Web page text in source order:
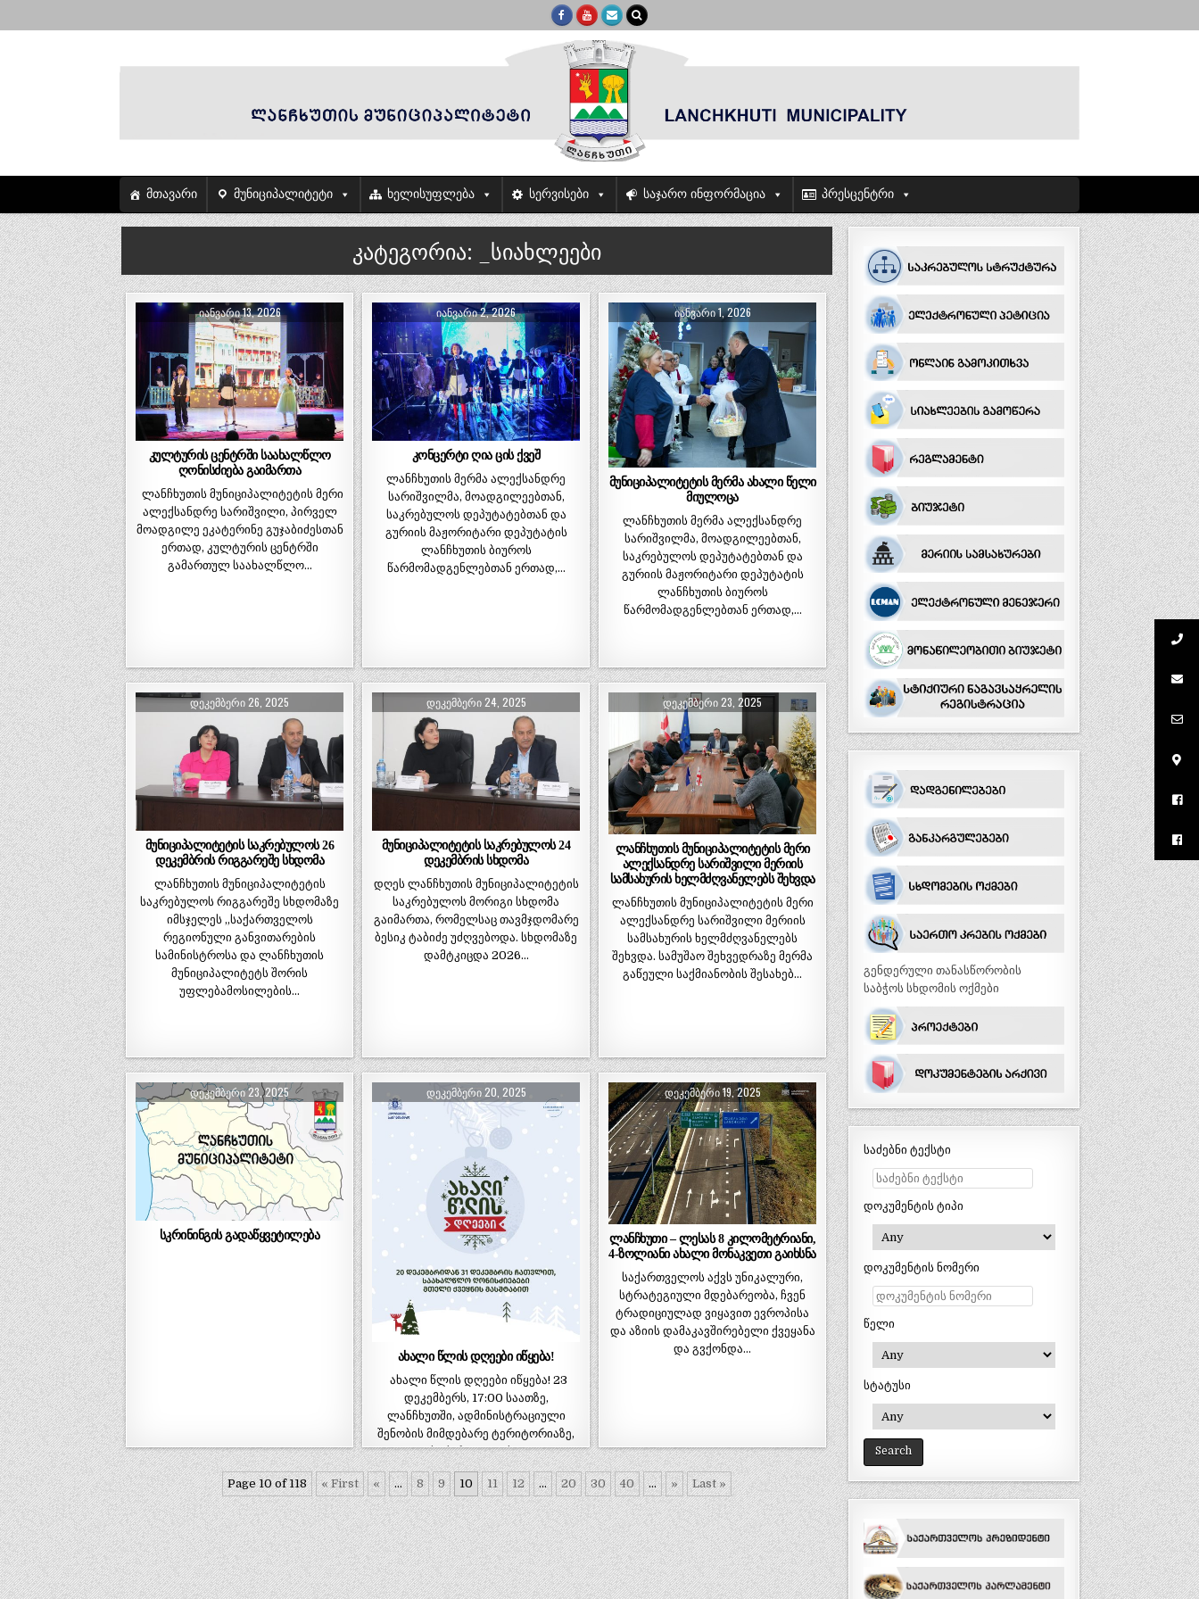
მთავარი მუნიციპალიტეტი ხელისუფლება სერვისები საჯარო ინფორმაცია პრესცენტრი
კატეგორია: _სიახლეები
ᲘᲐᲜᲕᲐᲠᲘ 13, 2026
კულტურის ცენტრში საახალწლო
ღონისძიება გაიმართა
ლანჩხუთის მუნიციპალიტეტის მერი
ალექსანდრე სარიშვილი, პირველ
მოადგილე ეკატერინე გუჯაბიძესთან
ერთად, კულტურის ცენტრში
გამართულ საახალწლო…
ᲘᲐᲜᲕᲐᲠᲘ 2, 2026
კონცერტი ღია ცის ქვეშ
ლანჩხუთის მერმა ალექსანდრე
სარიშვილმა, მოადგილეებთან,
საკრებულოს დეპუტატებთან და
გურიის მაჟორიტარი დეპუტატის
ლანჩხუთის ბიუროს
წარმომადგენლებთან ერთად,…
ᲘᲐᲜᲕᲐᲠᲘ 1, 2026
მუნიციპალიტეტის მერმა ახალი წელი
მიულოცა
ლანჩხუთის მერმა ალექსანდრე
სარიშვილმა, მოადგილეებთან,
საკრებულოს დეპუტატებთან და
გურიის მაჟორიტარი დეპუტატის
ლანჩხუთის ბიუროს
წარმომადგენლებთან ერთად,…
ᲓᲔᲙᲔᲛᲑᲔᲠᲘ 26, 2025
მუნიციპალიტეტის საკრებულოს 26
დეკემბრის რიგგარეშე სხდომა
ლანჩხუთის მუნიციპალიტეტის
საკრებულოს რიგგარეშე სხდომაზე
იმსჯელეს „საქართველოს
რეგიონული განვითარების
სამინისტროსა და ლანჩხუთის
მუნიციპალიტეტს შორის
უფლებამოსილების…
ᲓᲔᲙᲔᲛᲑᲔᲠᲘ 24, 2025
მუნიციპალიტეტის საკრებულოს 24
დეკემბრის სხდომა
დღეს ლანჩხუთის მუნიციპალიტეტის
საკრებულოს მორიგი სხდომა
გაიმართა, რომელსაც თავმჯდომარე
ბესიკ ტაბიძე უძღვებოდა. სხდომაზე
დამტკიცდა 2026…
ᲓᲔᲙᲔᲛᲑᲔᲠᲘ 23, 2025
ლანჩხუთის მუნიციპალიტეტის მერი
ალექსანდრე სარიშვილი მერიის
სამსახურის ხელმძღვანელებს შეხვდა
ლანჩხუთის მუნიციპალიტეტის მერი
ალექსანდრე სარიშვილი მერიის
სამსახურის ხელმძღვანელებს
შეხვდა. სამუშაო შეხვედრაზე მერმა
გაწეული საქმიანობის შესახებ…
ᲓᲔᲙᲔᲛᲑᲔᲠᲘ 23, 2025
სკრინინგის გადაწყვეტილება
ᲓᲔᲙᲔᲛᲑᲔᲠᲘ 20, 2025
ახალი წლის დღეები იწყება!
ახალი წლის დღეები იწყება! 23
დეკემბერს, 17:00 საათზე,
ლანჩხუთში, ადმინისტრაციული
შენობის მიმდებარე ტერიტორიაზე,
საქართველოს…
ᲓᲔᲙᲔᲛᲑᲔᲠᲘ 19, 2025
ლანჩხუთი – ლესას 8 კილომეტრიანი,
4-ზოლიანი ახალი მონაკვეთი გაიხსნა
საქართველოს აქვს უნიკალური,
სტრატეგიული მდებარეობა, ჩვენ
ტრადიციულად ვიყავით ევროპისა
და აზიის დამაკავშირებელი ქვეყანა
და გვქონდა…
Page 10 of 118 « First « ... 8 9 10 11 12 ... 20 30 40 ... » Last »
გენდერული თანასწორობის
საბჭოს სხდომის ოქმები
საძებნი ტექსტი
დოკუმენტის ტიპი
დოკუმენტის ნომერი
წელი
სტატუსი